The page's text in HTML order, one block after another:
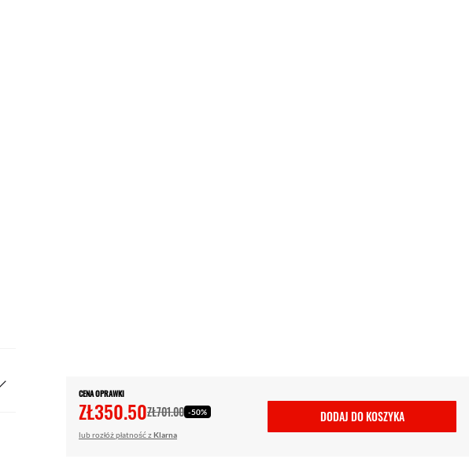
CENA OPRAWKI
ZŁ350.50ZŁ701.00 -50%
lub rozłóż płatność zKlarna
DODAJ DO KOSZYKA